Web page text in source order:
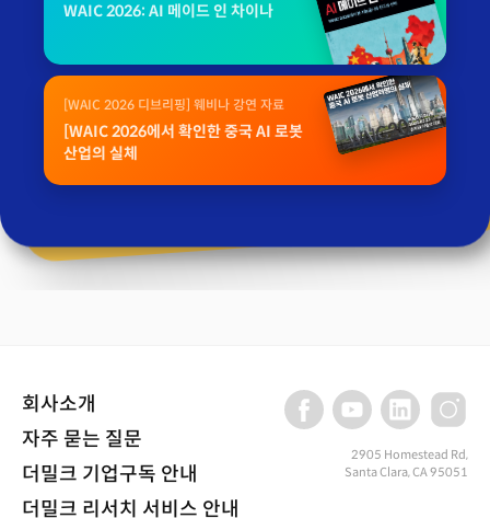
WAIC 2026: AI 메이드 인 차이나
[WAIC 2026 디브리핑] 웨비나 강연 자료
[WAIC 2026에서 확인한 중국 AI 로봇
산업의 실체
회사소개
자주 묻는 질문
더밀크 기업구독 안내
더밀크 리서치 서비스 안내
2905 Homestead Rd,
Santa Clara, CA 95051